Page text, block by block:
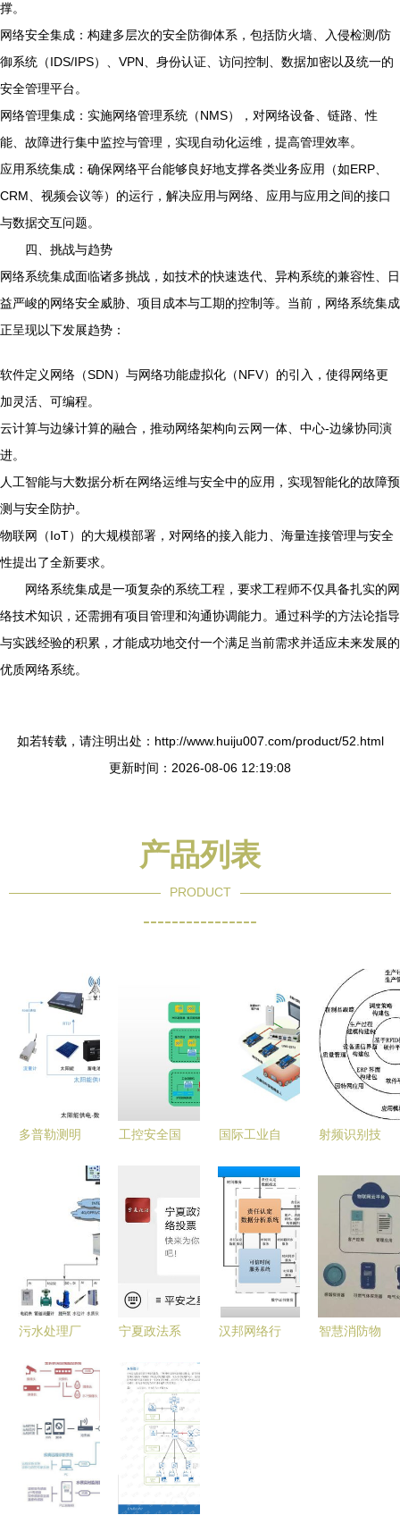
撑。
网络安全集成：构建多层次的安全防御体系，包括防火墙、入侵检测/防
御系统（IDS/IPS）、VPN、身份认证、访问控制、数据加密以及统一的
安全管理平台。
网络管理集成：实施网络管理系统（NMS），对网络设备、链路、性
能、故障进行集中监控与管理，实现自动化运维，提高管理效率。
应用系统集成：确保网络平台能够良好地支撑各类业务应用（如ERP、
CRM、视频会议等）的运行，解决应用与网络、应用与应用之间的接口
与数据交互问题。
四、挑战与趋势
网络系统集成面临诸多挑战，如技术的快速迭代、异构系统的兼容性、日
益严峻的网络安全威胁、项目成本与工期的控制等。当前，网络系统集成
正呈现以下发展趋势：
软件定义网络（SDN）与网络功能虚拟化（NFV）的引入，使得网络更
加灵活、可编程。
云计算与边缘计算的融合，推动网络架构向云网一体、中心-边缘协同演
进。
人工智能与大数据分析在网络运维与安全中的应用，实现智能化的故障预
测与安全防护。
物联网（IoT）的大规模部署，对网络的接入能力、海量连接管理与安全
性提出了全新要求。
网络系统集成是一项复杂的系统工程，要求工程师不仅具备扎实的网
络技术知识，还需拥有项目管理和沟通协调能力。通过科学的方法论指导
与实践经验的积累，才能成功地交付一个满足当前需求并适应未来发展的
优质网络系统。
如若转载，请注明出处：http://www.huiju007.com/product/52.html
更新时间：2026-08-06 12:19:08
产品列表
PRODUCT
----------------
多普勒测明
络系统集成
工控安全国
全防护系统
赋能工业主
期安全管理
国际工业自
络系统集成
的核心枢纽
射频识别技
统集成的智
能化网络系
统应用
污水处理厂
统的设计与
络系统集成
视角
宁夏政法系
典型网络投
票活动正式
启动，诚邀
公众踊跃参
汉邦网络行
智慧消防物